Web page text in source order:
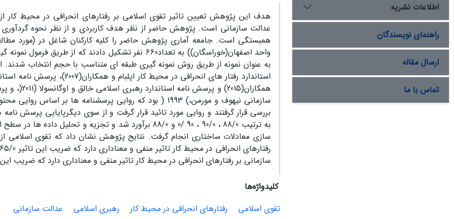
هدف این پژوهش تعیین تاثیر تقوی اسلامی بر رفتارهای انحرافی در محیط کار
عدالت سازمانی است. پژوهش حاضر از نظر هدف کاربردی و از نظر نحوه گردآوری
همبستگی است. جامعه آماری پژوهش حاضر را کلیه کارکنان شاغل در (مورد
به عنوان نمونه از طریق روش نمونه گیری طبقه ای متناسب با حجم انتخاب
استاندارد رفتار های انحرافی در محیط کار
همکاران(2015) و
سازمانی نیهوف و مورمن،) 1993 ( بود که روایی پرسشنامه ها بر
بررسی قرار گرفتند و روایی مورد تائید قرار گرفت و از سوی دیگرپایایی پرسش
به ترتیب 88/0 ، 90/0 ، 90 /0 و 88/0 برآورد شد و تجزیه و تحلیل
سازی معادلات ساختاری انجام گرفت. نتایج پژوهش نشان داد که تقوی اسلامی
سازمانی بر رفتارهای انحرافی در محیط کار تاثیر منفی و معناداری دارد که ضریب این تاثیر
کلیدواژه‌ها
تقوی اسلامی
رفتارهای انحرافی در محیط کار رهبری اسلامی
عدالت سازمانی
اطلاعات نشریه
راهنمای نویسندگان
ارسال مقاله
تماس با ما